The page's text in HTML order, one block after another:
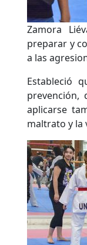
Zamora
preparar y
a las
Estableció
prevención,
aplicarse
maltrato y la